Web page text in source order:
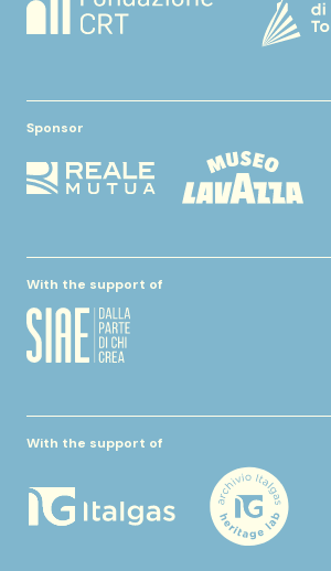
Sponsor
With the support of
With the support of